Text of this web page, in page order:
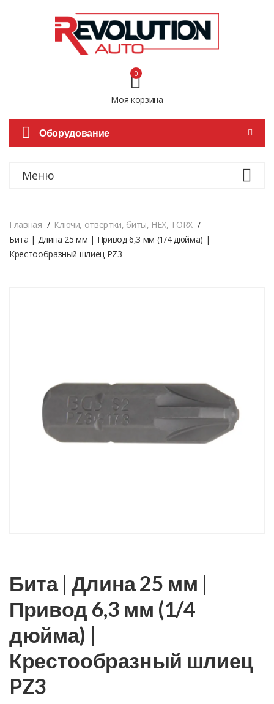
Моя корзина
0
Оборудование
Меню
Главная
Ключи, отвертки, биты, HEX, TORX
Бита | Длина 25 мм | Привод 6,3 мм (1/4 дюйма) |
Крестообразный шлиец PZ3
Бита | Длина 25 мм |
Привод 6,3 мм (1/4
дюйма) |
Крестообразный шлиец
PZ3